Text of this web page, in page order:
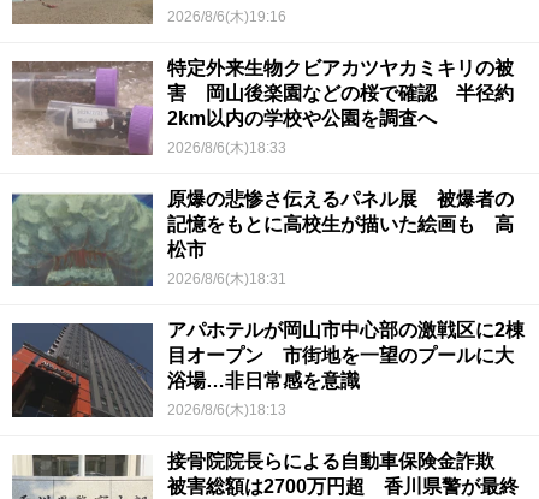
2026/8/6(木)19:16
特定外来生物クビアカツヤカミキリの被
害 岡山後楽園などの桜で確認 半径約
2km以内の学校や公園を調査へ
2026/8/6(木)18:33
原爆の悲惨さ伝えるパネル展 被爆者の
記憶をもとに高校生が描いた絵画も 高
松市
2026/8/6(木)18:31
アパホテルが岡山市中心部の激戦区に2棟
目オープン 市街地を一望のプールに大
浴場…非日常感を意識
2026/8/6(木)18:13
接骨院院長らによる自動車保険金詐欺
被害総額は2700万円超 香川県警が最終